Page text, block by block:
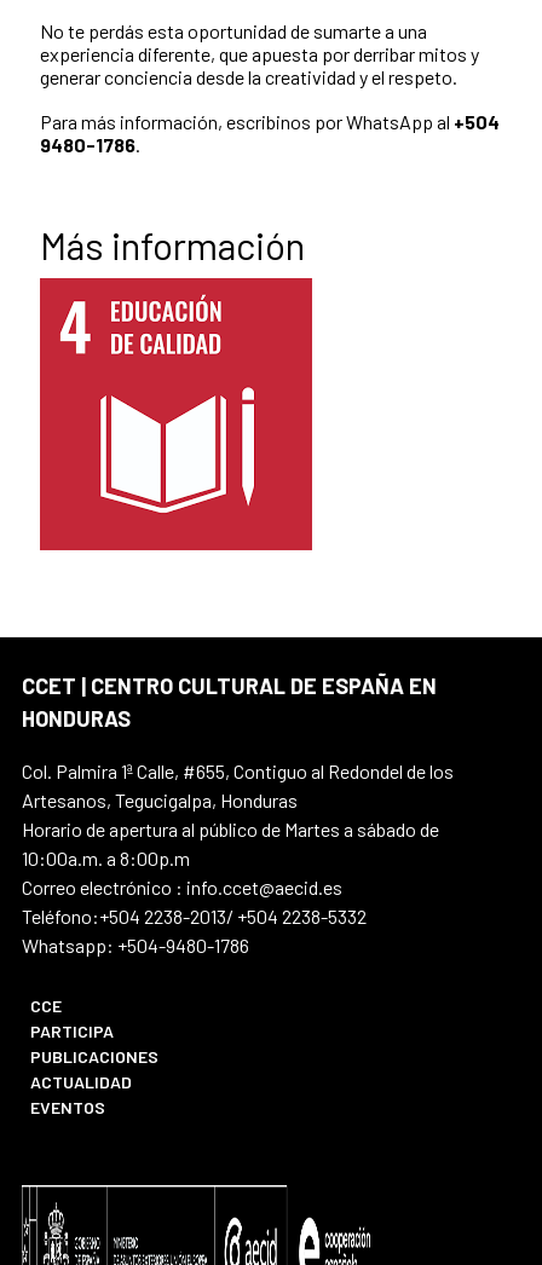
No te perdás esta oportunidad de sumarte a una
experiencia diferente, que apuesta por derribar mitos y
generar conciencia desde la creatividad y el respeto.
Para más información, escribinos por WhatsApp al +504
9480-1786.
Más información
CCET | CENTRO CULTURAL DE ESPAÑA EN
HONDURAS
Col. Palmira 1ª Calle, #655, Contiguo al Redondel de los
Artesanos, Tegucigalpa, Honduras
Horario de apertura al público de Martes a sábado de
10:00a.m. a 8:00p.m
Correo electrónico : info.ccet@aecid.es
Teléfono:+504 2238-2013/ +504 2238-5332
Whatsapp: +504-9480-1786
CCE
PARTICIPA
PUBLICACIONES
ACTUALIDAD
EVENTOS